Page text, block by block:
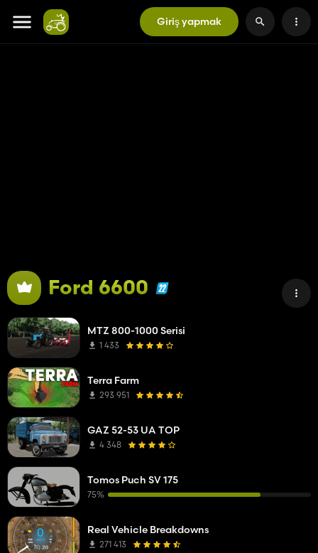
Giriş yapmak
Ford 6600
MTZ 800-1000 Serisi
1 433
Terra Farm
293 951
GAZ 52-53 UA TOP
4 348
Tomos Puch SV 175
75%
Real Vehicle Breakdowns
271 413